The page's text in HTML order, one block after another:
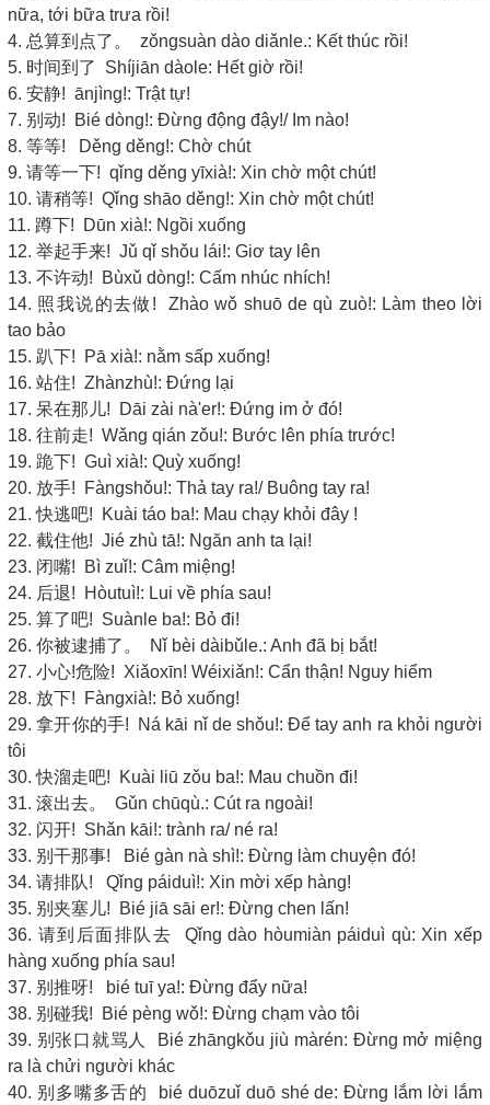
nữa, tới bữa trưa rồi!
4. 总算到点了。 zǒngsuàn dào diǎnle.: Kết thúc rồi!
5. 时间到了 Shíjiān dàole: Hết giờ rồi!
6. 安静! ānjìng!: Trật tự!
7. 别动! Bié dòng!: Đừng động đậy!/ Im nào!
8. 等等! Děng děng!: Chờ chút
9. 请等一下! qǐng děng yīxià!: Xin chờ một chút!
10. 请稍等! Qǐng shāo děng!: Xin chờ một chút!
11. 蹲下! Dūn xià!: Ngồi xuống
12. 举起手来! Jǔ qǐ shǒu lái!: Giơ tay lên
13. 不许动! Bùxǔ dòng!: Cấm nhúc nhích!
14. 照我说的去做! Zhào wǒ shuō de qù zuò!: Làm theo lời
tao bảo
15. 趴下! Pā xià!: nằm sấp xuống!
16. 站住! Zhànzhù!: Đứng lại
17. 呆在那儿! Dāi zài nà'er!: Đứng im ở đó!
18. 往前走! Wǎng qián zǒu!: Bước lên phía trước!
19. 跪下! Guì xià!: Quỳ xuống!
20. 放手! Fàngshǒu!: Thả tay ra!/ Buông tay ra!
21. 快逃吧! Kuài táo ba!: Mau chạy khỏi đây !
22. 截住他! Jié zhù tā!: Ngăn anh ta lại!
23. 闭嘴! Bì zuǐ!: Câm miệng!
24. 后退! Hòutuì!: Lui về phía sau!
25. 算了吧! Suànle ba!: Bỏ đi!
26. 你被逮捕了。 Nǐ bèi dàibǔle.: Anh đã bị bắt!
27. 小心!危险! Xiǎoxīn! Wéixiǎn!: Cẩn thận! Nguy hiểm
28. 放下! Fàngxià!: Bỏ xuống!
29. 拿开你的手! Ná kāi nǐ de shǒu!: Để tay anh ra khỏi người
tôi
30. 快溜走吧! Kuài liū zǒu ba!: Mau chuồn đi!
31. 滚出去。 Gǔn chūqù.: Cút ra ngoài!
32. 闪开! Shǎn kāi!: trành ra/ né ra!
33. 别干那事! Bié gàn nà shì!: Đừng làm chuyện đó!
34. 请排队! Qǐng páiduì!: Xin mời xếp hàng!
35. 别夹塞儿! Bié jiā sāi er!: Đừng chen lấn!
36. 请到后面排队去 Qǐng dào hòumiàn páiduì qù: Xin xếp
hàng xuống phía sau!
37. 别推呀! bié tuī ya!: Đừng đẩy nữa!
38. 别碰我! Bié pèng wǒ!: Đừng chạm vào tôi
39. 别张口就骂人 Bié zhāngkǒu jiù màrén: Đừng mở miệng
ra là chửi người khác
40. 别多嘴多舌的 bié duōzuǐ duō shé de: Đừng lắm lời lắm